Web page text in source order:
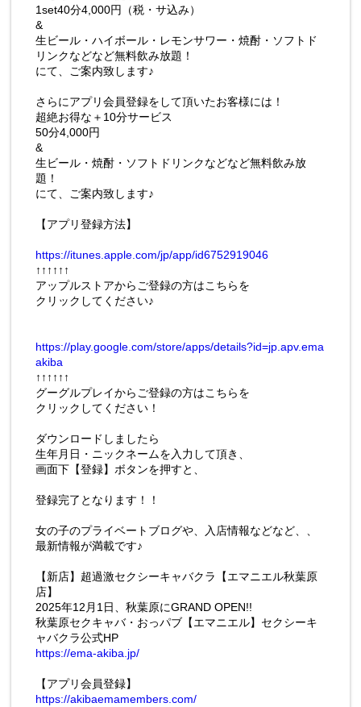
1set40分4,000円（税・サ込み）
&
生ビール・ハイボール・レモンサワー・焼酎・ソフトド
リンクなどなど無料飲み放題！
にて、ご案内致します♪
さらにアプリ会員登録をして頂いたお客様には！
超絶お得な＋10分サービス
50分4,000円
&
生ビール・焼酎・ソフトドリンクなどなど無料飲み放
題！
にて、ご案内致します♪
【アプリ登録方法】
https://itunes.apple.com/jp/app/id6752919046
↑↑↑↑↑↑
アップルストアからご登録の方はこちらを
クリックしてください♪
https://play.google.com/store/apps/details?id=jp.apv.ema
akiba
↑↑↑↑↑↑
グーグルプレイからご登録の方はこちらを
クリックしてください！
ダウンロードしましたら
生年月日・ニックネームを入力して頂き、
画面下【登録】ボタンを押すと、
登録完了となります！！
女の子のプライベートブログや、入店情報などなど、、
最新情報が満載です♪
【新店】超過激セクシーキャバクラ【エマニエル秋葉原
店】
2025年12月1日、秋葉原にGRAND OPEN!!
秋葉原セクキャバ・おっパブ【エマニエル】セクシーキ
ャバクラ公式HP
https://ema-akiba.jp/
【アプリ会員登録】
https://akibaemamembers.com/